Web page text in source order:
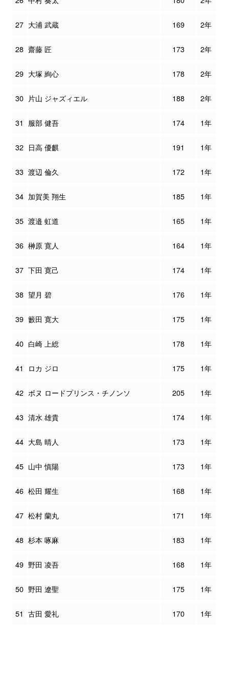
27 大浦 武蔵 169 2年
28 齋藤 匠 173 2年
29 大塚 絢心 178 2年
30 片山 ジャズィエル 188 2年
31 服部 健吾 174 1年
32 日高 優麒 191 1年
33 渡辺 倫久 172 1年
34 加賀美 翔生 185 1年
35 渡邉 虹道 165 1年
36 榊原 寛人 164 1年
37 下田 寛己 174 1年
38 望月 碧 176 1年
39 籔田 寛大 175 1年
40 白崎 上総 178 1年
41 ロカ ジロ 175 1年
42 ボヌ ロードプリンス・チノンソ 205 1年
43 清水 雄貴 174 1年
44 大島 晴人 173 1年
45 山中 慎陽 173 1年
46 松田 耀生 168 1年
47 松村 蘭丸 171 1年
48 杉本 啄麻 183 1年
49 野田 凌吾 168 1年
50 野田 遼聖 175 1年
51 古田 愛礼 170 1年